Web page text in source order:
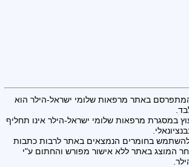
באתר מרפאות שלומי ישראל-הילר הוא
במסגרת מרפאות שלומי ישראל-הילר אינו תחליף
להשתמש בחומרים הנמצאים באתר לרבות כתבות
המוצג באתר ללא אישור מפורש והחתום ע"י